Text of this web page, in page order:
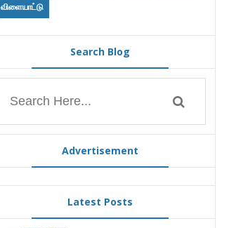
விளையாட்டு
Search Blog
Advertisement
Latest Posts